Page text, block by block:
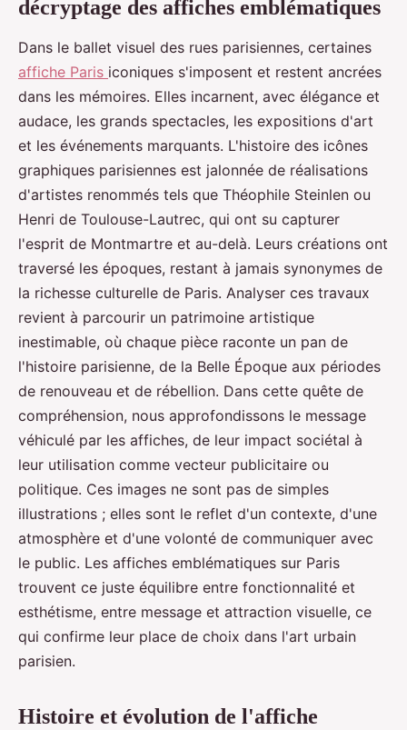
décryptage des affiches emblématiques
Dans le ballet visuel des rues parisiennes, certaines
affiche Paris iconiques s'imposent et restent ancrées
dans les mémoires. Elles incarnent, avec élégance et
audace, les grands spectacles, les expositions d'art
et les événements marquants. L'histoire des icônes
graphiques parisiennes est jalonnée de réalisations
d'artistes renommés tels que Théophile Steinlen ou
Henri de Toulouse-Lautrec, qui ont su capturer
l'esprit de Montmartre et au-delà. Leurs créations ont
traversé les époques, restant à jamais synonymes de
la richesse culturelle de Paris. Analyser ces travaux
revient à parcourir un patrimoine artistique
inestimable, où chaque pièce raconte un pan de
l'histoire parisienne, de la Belle Époque aux périodes
de renouveau et de rébellion. Dans cette quête de
compréhension, nous approfondissons le message
véhiculé par les affiches, de leur impact sociétal à
leur utilisation comme vecteur publicitaire ou
politique. Ces images ne sont pas de simples
illustrations ; elles sont le reflet d'un contexte, d'une
atmosphère et d'une volonté de communiquer avec
le public. Les affiches emblématiques sur Paris
trouvent ce juste équilibre entre fonctionnalité et
esthétisme, entre message et attraction visuelle, ce
qui confirme leur place de choix dans l'art urbain
parisien.
Histoire et évolution de l'affiche